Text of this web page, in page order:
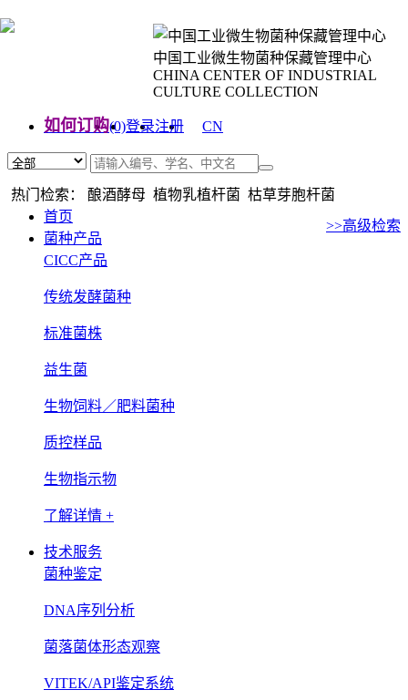
中国工业微生物菌种保藏管理中心
CHINA CENTER OF INDUSTRIAL
CULTURE COLLECTION
如何订购(0)登录注册
CN
热门检索： 酿酒酵母 植物乳植杆菌 枯草芽胞杆菌
>>高级检索
首页
菌种产品
CICC产品
传统发酵菌种
标准菌株
益生菌
生物饲料／肥料菌种
质控样品
生物指示物
了解详情 +
技术服务
菌种鉴定
DNA序列分析
菌落菌体形态观察
VITEK/API鉴定系统